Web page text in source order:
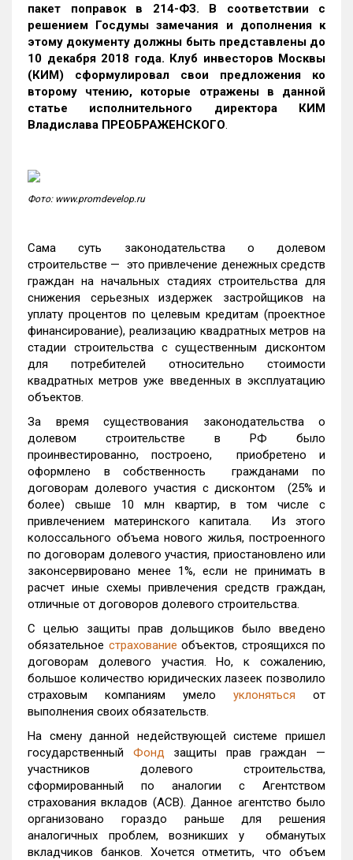
пакет поправок в 214-ФЗ. В соответствии с
решением Госдумы замечания и дополнения к
этому документу должны быть представлены до
10 декабря 2018 года. Клуб инвесторов Москвы
(КИМ) сформулировал свои предложения ко
второму чтению, которые отражены в данной
статье исполнительного директора КИМ
Владислава ПРЕОБРАЖЕНСКОГО.
Фото: www.promdevelop.ru
Сама суть законодательства о долевом
строительстве — это привлечение денежных средств
граждан на начальных стадиях строительства для
снижения серьезных издержек застройщиков на
уплату процентов по целевым кредитам (проектное
финансирование), реализацию квадратных метров на
стадии строительства с существенным дисконтом
для потребителей относительно стоимости
квадратных метров уже введенных в эксплуатацию
объектов.
За время существования законодательства о
долевом строительстве в РФ было
проинвестированно, построено, приобретено и
оформлено в собственность гражданами по
договорам долевого участия с дисконтом (25% и
более) свыше 10 млн квартир, в том числе с
привлечением материнского капитала. Из этого
колоссального объема нового жилья, построенного
по договорам долевого участия, приостановлено или
законсервировано менее 1%, если не принимать в
расчет иные схемы привлечения средств граждан,
отличные от договоров долевого строительства.
С целью защиты прав дольщиков было введено
обязательное страхование объектов, строящихся по
договорам долевого участия. Но, к сожалению,
большое количество юридических лазеек позволило
страховым компаниям умело уклоняться от
выполнения своих обязательств.
На смену данной недействующей системе пришел
государственный Фонд защиты прав граждан —
участников долевого строительства,
сформированный по аналогии с Агентством
страхования вкладов (АСВ). Данное агентство было
организовано гораздо раньше для решения
аналогичных проблем, возникших у обманутых
вкладчиков банков. Хочется отметить, что объем